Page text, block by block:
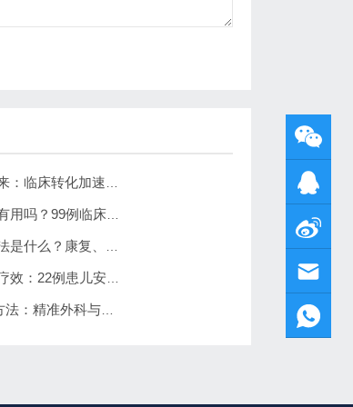
干细胞疗法治疗脑瘫的未来：临床转化加速，5–10年有望上市
干细胞疗法治疗脑瘫儿童有用吗？99例临床数据显示运动功能提升超两倍
世界上最好的脑瘫治疗方法是什么？康复、手术与前沿疗法的全面盘点
鼻内干细胞移植治疗脑瘫疗效：22例患儿安全性良好，运动功能显著改善
2025脑瘫的8种最新治疗方法：精准外科与再生医学的突破创新